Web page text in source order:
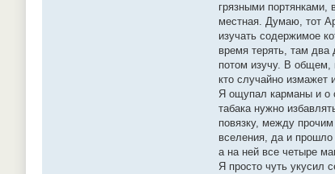
грязными
местная. Думаю, тот
изучать содержимое
время терять, там
потом изучу. В общем,
кто случайно измажет
Я ощупал карманы и о
табака нужно
повязку, между
вселения, да и
а на ней все четыре
Я просто чуть укусил